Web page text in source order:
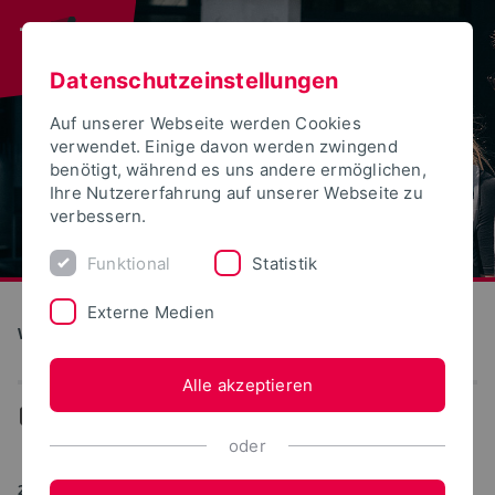
Wirtschaftswissenschaften
... Aktuelles
21.01.2019
Datenschutzeinstellungen
Auf unserer Webseite werden Cookies
verwendet. Einige davon werden zwingend
benötigt, während es uns andere ermöglichen,
Ihre Nutzererfahrung auf unserer Webseite zu
verbessern.
Funktional Statistik
Externe Medien
Alle akzeptieren
oder